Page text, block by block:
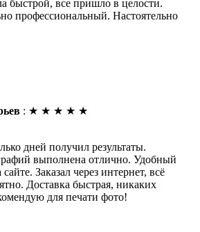
быстрой, все пришло в целости.
профессиональный. Настоятельно
: ★ ★ ★ ★ ★
дней получил результаты.
выполнена отлично. Удобный
Заказал через интернет, всё
Доставка быстрая, никаких
для печати фото!